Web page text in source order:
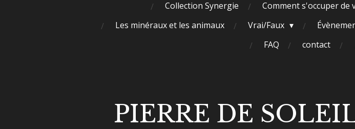
Collection Synergie
Comment s'occuper de
Les minéraux et les animaux
Vrai/Faux
FAQ
contact
PIERRE DE